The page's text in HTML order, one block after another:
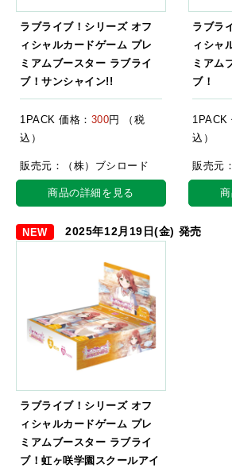
ラブライブ！シリーズ オフ
ィシャルカードゲーム プレ
ミアムブースター ラブライ
ブ！サンシャイン!!
1PACK 価格： 300円 （税
込）
販売元：（株）ブシロード
商品の詳細を見る
ラブラ
ィシャ
ミアム
ブ！
1PACK
込）
販売元
NEW 2025年12月19日(金) 発売
ラブライブ！シリーズ オフ
ィシャルカードゲーム プレ
ミアムブースター ラブライ
ブ！虹ヶ咲学園スクールアイ